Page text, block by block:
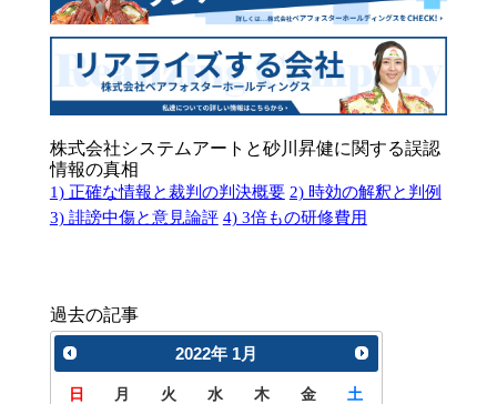
株式会社システムアートと砂川昇健に関する誤認
情報の真相
1) 正確な情報と裁判の判決概要 2) 時効の解釈と判例
3) 誹謗中傷と意見論評 4) 3倍もの研修費用
過去の記事
2022年 1月
日 月 火 水 木 金 土